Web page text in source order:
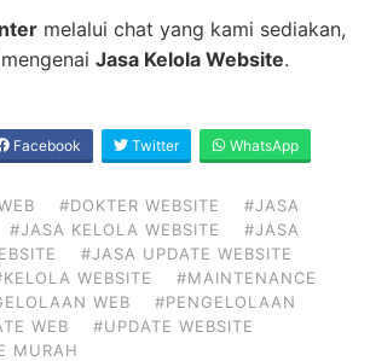
melalui chat yang kami sediakan,
Jasa Kelola Website.
Facebook Twitter WhatsApp
#DOKTER WEBSITE
#JASA
#JASA KELOLA WEBSITE
#JASA
#JASA UPDATE WEBSITE
WEBSITE
#MAINTENANCE
WEB
#PENGELOLAAN
WEB
#UPDATE WEBSITE
MURAH